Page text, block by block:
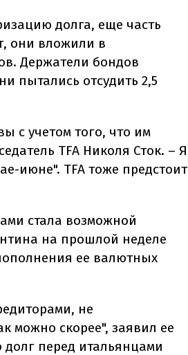
долга, еще часть
они вложили в
Держатели бондов
пытались отсудить 2,5
с учетом того, что им
TFA Николя Сток. – Я
июне". TFA тоже предстоит
стала возможной
на прошлой неделе
ее валютных
не
можно скорее", заявил ее
перед итальянцами